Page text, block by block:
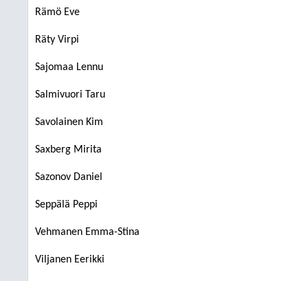
Rämö Eve
Räty Virpi
Sajomaa Lennu
Salmivuori Taru
Savolainen Kim
Saxberg Mirita
Sazonov Daniel
Seppälä Peppi
Vehmanen Emma-Stina
Viljanen Eerikki